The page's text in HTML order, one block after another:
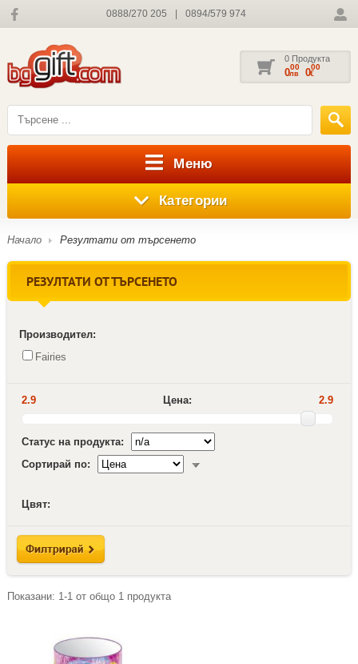
0888/270 205 0894/579 974
0 Продукта
000
лв 000
€
Меню
Категории
Начало Резултати от търсенето
РЕЗУЛТАТИ ОТ ТЪРСЕНЕТО
Производител:
Fairies
2.9 Цена: 2.9
Статус на продукта:
Сортирай по:
Цвят:
Показани: 1-1 от общо 1 продукта